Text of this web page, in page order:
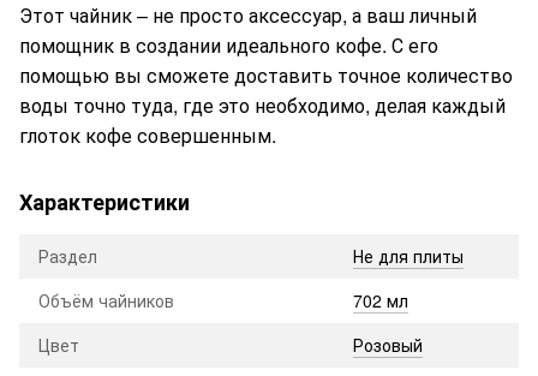
Этот чайник – не просто аксессуар, а ваш личный
помощник в создании идеального кофе. С его
помощью вы сможете доставить точное количество
воды точно туда, где это необходимо, делая каждый
глоток кофе совершенным.
Характеристики
Раздел
Не для плиты
Объём чайников
702 мл
Цвет
Розовый